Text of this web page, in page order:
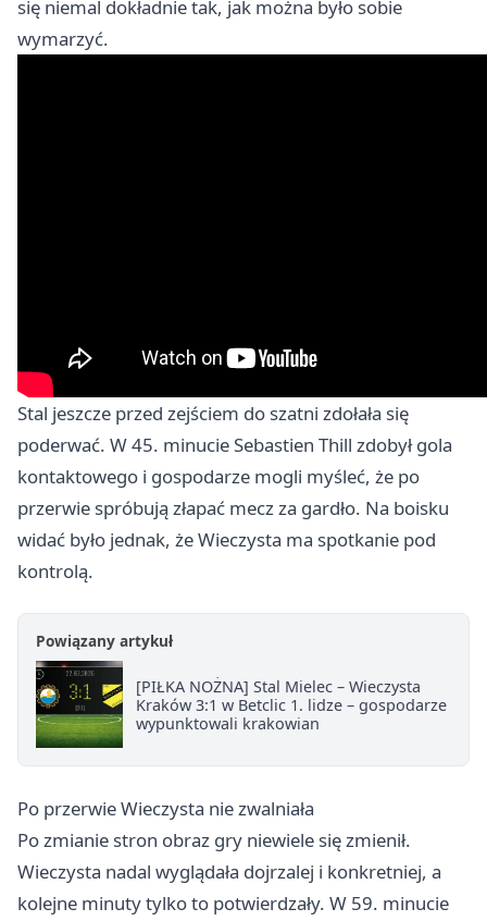
się niemal dokładnie tak, jak można było sobie
wymarzyć.
Stal jeszcze przed zejściem do szatni zdołała się
poderwać. W 45. minucie Sebastien Thill zdobył gola
kontaktowego i gospodarze mogli myśleć, że po
przerwie spróbują złapać mecz za gardło. Na boisku
widać było jednak, że Wieczysta ma spotkanie pod
kontrolą.
Powiązany artykuł
[PIŁKA NOŻNA] Stal Mielec – Wieczysta
Kraków 3:1 w Betclic 1. lidze – gospodarze
wypunktowali krakowian
Po przerwie Wieczysta nie zwalniała
Po zmianie stron obraz gry niewiele się zmienił.
Wieczysta nadal wyglądała dojrzalej i konkretniej, a
kolejne minuty tylko to potwierdzały. W 59. minucie